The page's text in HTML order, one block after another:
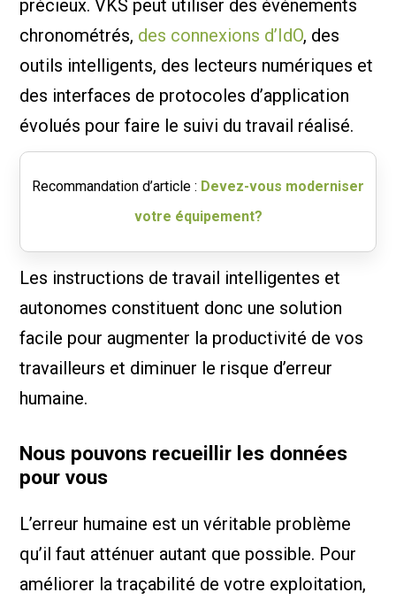
précieux. VKS peut utiliser des événements
chronométrés, des connexions d’IdO, des
outils intelligents, des lecteurs numériques et
des interfaces de protocoles d’application
évolués pour faire le suivi du travail réalisé.
Recommandation d’article : Devez-vous moderniser
votre équipement?
Les instructions de travail intelligentes et
autonomes constituent donc une solution
facile pour augmenter la productivité de vos
travailleurs et diminuer le risque d’erreur
humaine.
Nous pouvons recueillir les données
pour vous
L’erreur humaine est un véritable problème
qu’il faut atténuer autant que possible. Pour
améliorer la traçabilité de votre exploitation,